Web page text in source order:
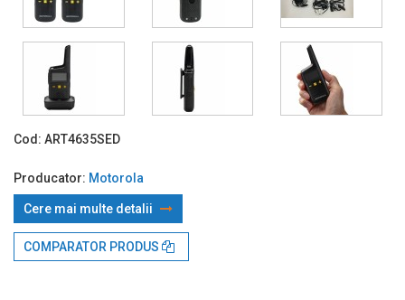
Cod: ART4635SED
Producator: Motorola
Cere mai multe detalii
COMPARATOR PRODUS
Prin TBI:193.43 Lei x 4 rate*